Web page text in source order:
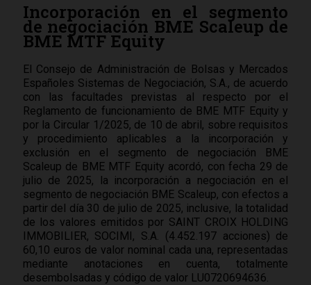
Incorporación en el segmento
de negociación BME Scaleup de
BME MTF Equity
El Consejo de Administración de Bolsas y Mercados
Españoles Sistemas de Negociación, S.A., de acuerdo
con las facultades previstas al respecto por el
Reglamento de funcionamiento de BME MTF Equity y
por la Circular 1/2025, de 10 de abril, sobre requisitos
y procedimiento aplicables a la incorporación y
exclusión en el segmento de negociación BME
Scaleup de BME MTF Equity acordó, con fecha 29 de
julio de 2025, la incorporación a negociación en el
segmento de negociación BME Scaleup, con efectos a
partir del día 30 de julio de 2025, inclusive, la totalidad
de los valores emitidos por SAINT CROIX HOLDING
IMMOBILIER, SOCIMI, S.A. (4.452.197 acciones) de
60,10 euros de valor nominal cada una, representadas
mediante anotaciones en cuenta, totalmente
desembolsadas y código de valor LU0720694636.